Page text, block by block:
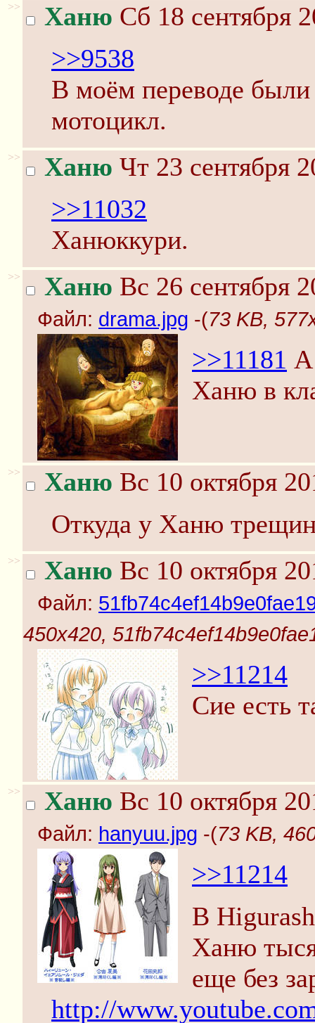
>> Ханю Сб 18 сентября
>>9538
В моём переводе
мотоцикл.
>> Ханю Чт 23 сентября
>>11032
Ханюккури.
>> Ханю Вс 26 сентября
Файл: drama.jpg -(73 KB,
>>11181 А
Ханю в
>> Ханю Вс 10 октября
Откуда у Ханю
>> Ханю Вс 10 октября
Файл:
450x420,
>>11214
Сие есть
>> Ханю Вс 10 октября
Файл: hanyuu.jpg -(73 KB,
>>11214
В
Ханю
еще без
http://